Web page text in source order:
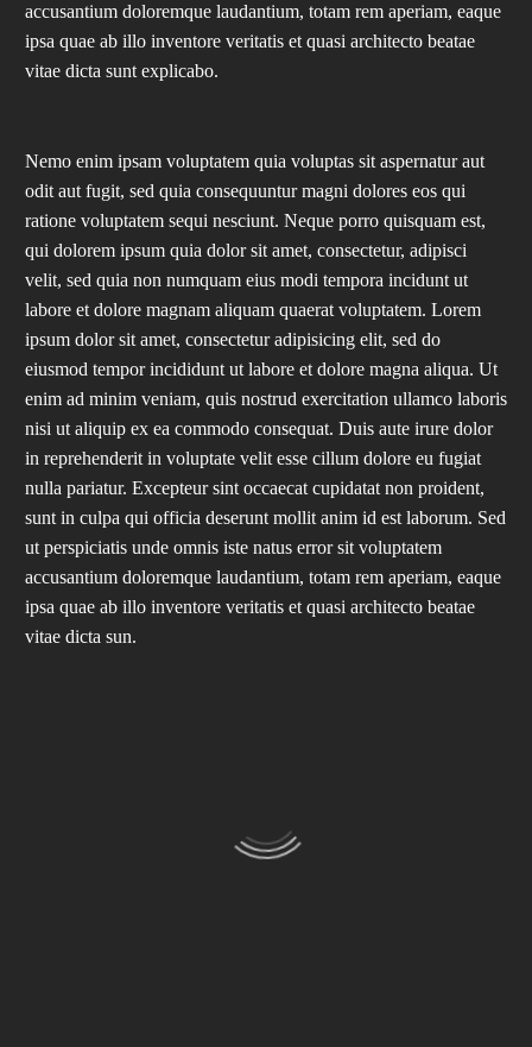
accusantium doloremque laudantium, totam rem aperiam, eaque
ipsa quae ab illo inventore veritatis et quasi architecto beatae
vitae dicta sunt explicabo.
Nemo enim ipsam voluptatem quia voluptas sit aspernatur aut
odit aut fugit, sed quia consequuntur magni dolores eos qui
ratione voluptatem sequi nesciunt. Neque porro quisquam est,
qui dolorem ipsum quia dolor sit amet, consectetur, adipisci
velit, sed quia non numquam eius modi tempora incidunt ut
labore et dolore magnam aliquam quaerat voluptatem. Lorem
ipsum dolor sit amet, consectetur adipisicing elit, sed do
eiusmod tempor incididunt ut labore et dolore magna aliqua. Ut
enim ad minim veniam, quis nostrud exercitation ullamco laboris
nisi ut aliquip ex ea commodo consequat. Duis aute irure dolor
in reprehenderit in voluptate velit esse cillum dolore eu fugiat
nulla pariatur. Excepteur sint occaecat cupidatat non proident,
sunt in culpa qui officia deserunt mollit anim id est laborum. Sed
ut perspiciatis unde omnis iste natus error sit voluptatem
accusantium doloremque laudantium, totam rem aperiam, eaque
ipsa quae ab illo inventore veritatis et quasi architecto beatae
vitae dicta sun.